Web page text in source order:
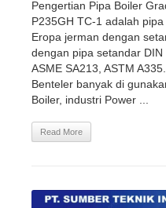
Pengertian Pipa Boiler
P235GH TC-1 adalah
Eropa jerman dengan
dengan pipa setandar DIN
ASME SA213, ASTM
Benteler banyak di
Boiler, industri Power ...
Read More